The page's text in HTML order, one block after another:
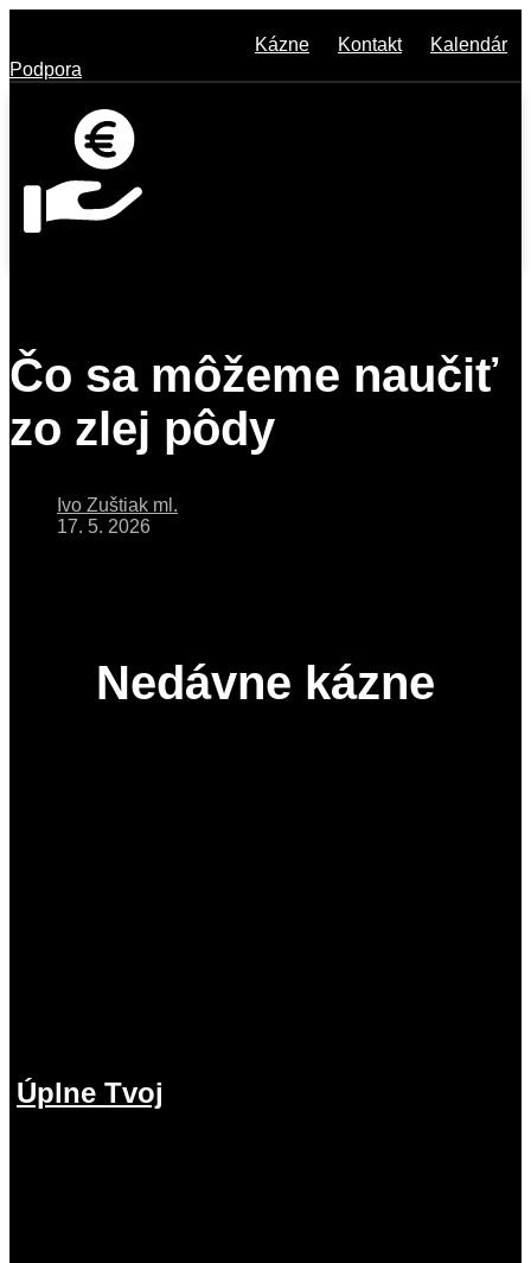
Kázne Kontakt
Kalendár
Podpora
Čo sa môžeme naučiť
zo zlej pôdy
Ivo Zuštiak ml.
17. 5. 2026
Nedávne kázne
Úplne Tvoj